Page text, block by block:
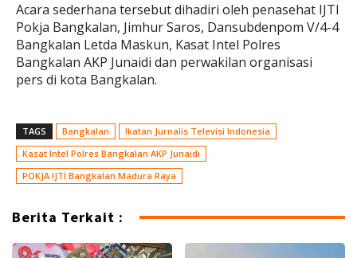
Acara sederhana tersebut dihadiri oleh penasehat IJTI
Pokja Bangkalan, Jimhur Saros, Dansubdenpom V/4-4
Bangkalan Letda Maskun, Kasat Intel Polres
Bangkalan AKP Junaidi dan perwakilan organisasi
pers di kota Bangkalan.
TAGS Bangkalan
Ikatan Jurnalis Televisi Indonesia
Kasat Intel Polres Bangkalan AKP Junaidi
POKJA IJTI Bangkalan Madura Raya
Berita Terkait :